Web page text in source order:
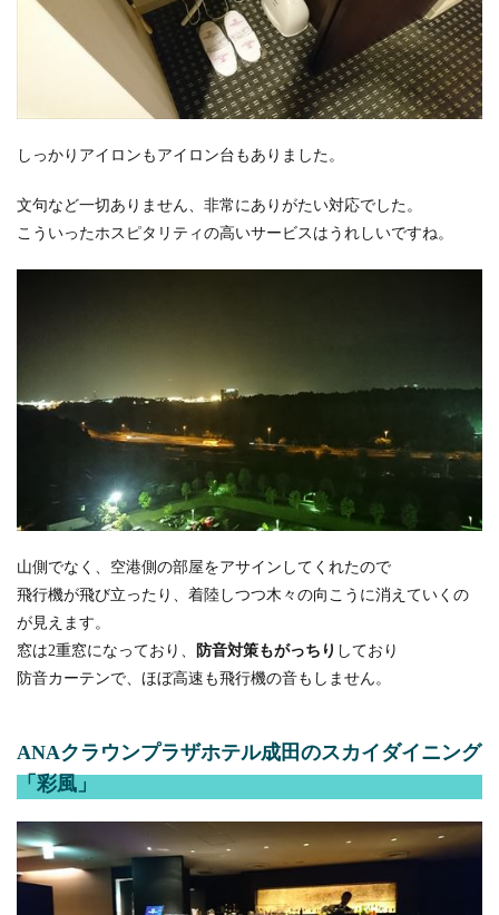
しっかりアイロンもアイロン台もありました。
文句など一切ありません、非常にありがたい対応でした。
こういったホスピタリティの高いサービスはうれしいですね。
山側でなく、空港側の部屋をアサインしてくれたので
飛行機が飛び立ったり、着陸しつつ木々の向こうに消えていくの
が見えます。
窓は2重窓になっており、
防音対策もがっちり しており
防音カーテンで、ほぼ高速も飛行機の音もしません。
ANAクラウンプラザホテル成田のスカイダイニング
「彩風」